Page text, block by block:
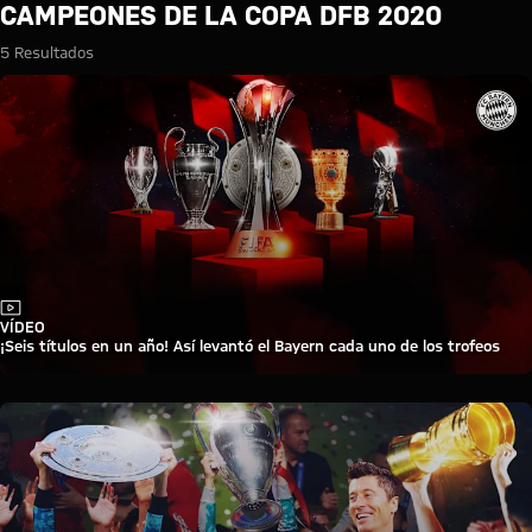
Búsqueda: Campeones de la
CAMPEONES DE LA COPA DFB 2020
5 Resultados
Vídeo
VÍDEO
¡Seis títulos en un año! Así levantó el Bayern cada uno de los trofeos